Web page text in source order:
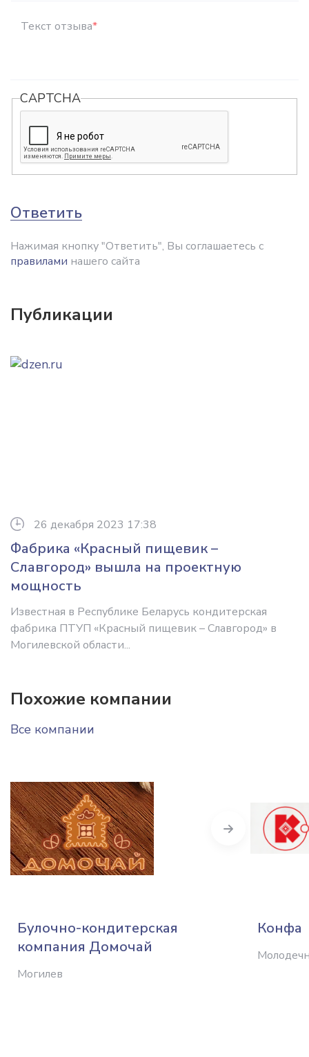
Текст отзыва*
CAPTCHA
Ответить
Нажимая кнопку "Ответить", Вы соглашаетесь с
правилами нашего сайта
Публикации
26 декабря 2023 17:38
Фабрика «Красный пищевик –
Славгород» вышла на проектную
мощность
Известная в Республике Беларусь кондитерская
фабрика ПТУП «Красный пищевик – Славгород» в
Могилевской области...
Похожие компании
Все компании
Булочно-кондитерская
компания Домочай
Могилев
Конфа
Next